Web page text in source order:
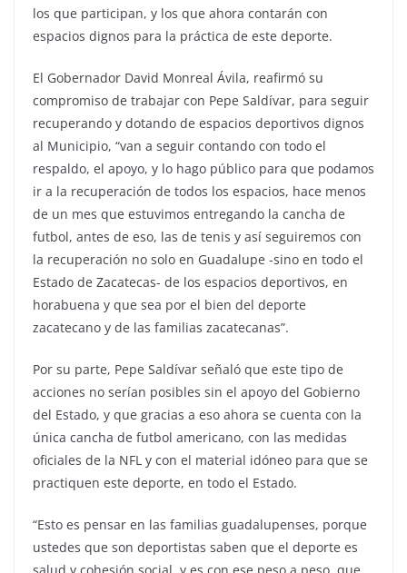
los que participan, y los que ahora contarán con
espacios dignos para la práctica de este deporte.
El Gobernador David Monreal Ávila, reafirmó su
compromiso de trabajar con Pepe Saldívar, para seguir
recuperando y dotando de espacios deportivos dignos
al Municipio, “van a seguir contando con todo el
respaldo, el apoyo, y lo hago público para que podamos
ir a la recuperación de todos los espacios, hace menos
de un mes que estuvimos entregando la cancha de
futbol, antes de eso, las de tenis y así seguiremos con
la recuperación no solo en Guadalupe -sino en todo el
Estado de Zacatecas- de los espacios deportivos, en
horabuena y que sea por el bien del deporte
zacatecano y de las familias zacatecanas”.
Por su parte, Pepe Saldívar señaló que este tipo de
acciones no serían posibles sin el apoyo del Gobierno
del Estado, y que gracias a eso ahora se cuenta con la
única cancha de futbol americano, con las medidas
oficiales de la NFL y con el material idóneo para que se
practiquen este deporte, en todo el Estado.
“Esto es pensar en las familias guadalupenses, porque
ustedes que son deportistas saben que el deporte es